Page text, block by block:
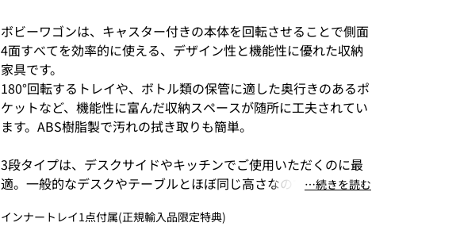
ボビーワゴンは、キャスター付きの本体を回転させることで側面
4面すべてを効率的に使える、デザイン性と機能性に優れた収納
家具です。
180°回転するトレイや、ボトル類の保管に適した奥行きのあるポ
ケットなど、機能性に富んだ収納スペースが随所に工夫されてい
ます。ABS樹脂製で汚れの拭き取りも簡単。
3段タイプは、デスクサイドやキッチンでご使用いただくのに最
適。一般的なデスクやテーブルとほぼ同じ高さなので、作業台と
⋯続きを読む
インナートレイ1点付属(正規輸入品限定特典)